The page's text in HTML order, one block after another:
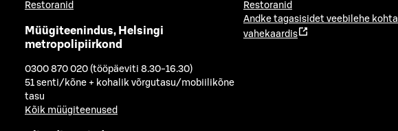
Restoranid
Müügiteenindus, Helsingi
metropolipiirkond
0300 870 020 (tööpäeviti 8.30-16.30)
51 senti/kõne + kohalik võrgutasu/mobiilikõne
tasu
Kõik müügiteenused
Restoranid
Andke tagasisidet veebilehe kohta
vahekaardis